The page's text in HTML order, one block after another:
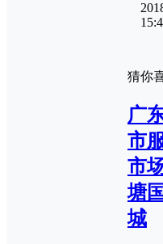
猜你
广
市
市
塘
城